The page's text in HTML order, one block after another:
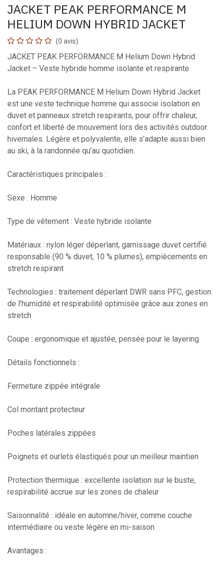
JACKET PEAK PERFORMANCE M
HELIUM DOWN HYBRID JACKET
(0 avis)
JACKET PEAK PERFORMANCE M Helium Down Hybrid
Jacket – Veste hybride homme isolante et respirante
La PEAK PERFORMANCE M Helium Down Hybrid Jacket
est une veste technique homme qui associe isolation en
duvet et panneaux stretch respirants, pour offrir chaleur,
confort et liberté de mouvement lors des activités outdoor
hivernales. Légère et polyvalente, elle s’adapte aussi bien
au ski, à la randonnée qu’au quotidien.
Caractéristiques principales :
Sexe : Homme
Type de vêtement : Veste hybride isolante
Matériaux : nylon léger déperlant, garnissage duvet certifié
responsable (90 % duvet, 10 % plumes), empiècements en
stretch respirant
Technologies : traitement déperlant DWR sans PFC, gestion
de l’humidité et respirabilité optimisée grâce aux zones en
stretch
Coupe : ergonomique et ajustée, pensée pour le layering
Détails fonctionnels :
Fermeture zippée intégrale
Col montant protecteur
Poches latérales zippées
Poignets et ourlets élastiqués pour un meilleur maintien
Protection thermique : excellente isolation sur le buste,
respirabilité accrue sur les zones de chaleur
Saisonnalité : idéale en automne/hiver, comme couche
intermédiaire ou veste légère en mi-saison
Avantages :